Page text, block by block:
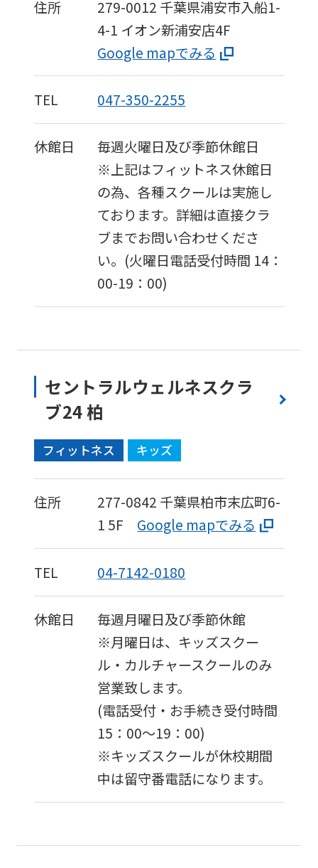
住所 279-0012 千葉県浦安市入船1-
4-1 イオン新浦安店4F
Google mapでみる
TEL 047-350-2255
休館日
毎週火曜日及び季節休館日
※上記はフィットネス休館日
の為、各種スクールは実施し
ております。詳細は直接クラ
ブまでお問い合わせくださ
い。(火曜日電話受付時間 14：
00-19：00)
セントラルウェルネスクラ
ブ24 柏
フィットネス キッズ
住所 277-0842 千葉県柏市末広町6-
1 5F Google mapでみる
TEL 04-7142-0180
休館日
毎週月曜日及び季節休館
※月曜日は、キッズスクー
ル・カルチャースクールのみ
営業致します。
(電話受付・お手続き受付時間
15：00〜19：00)
※キッズスクールが休校期間
中は留守番電話になります。